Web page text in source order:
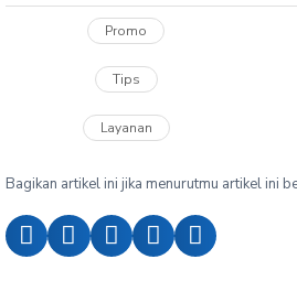
Promo
Tips
Layanan
Bagikan artikel ini jika menurutmu artikel ini